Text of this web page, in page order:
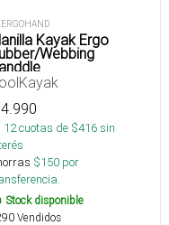
Kayak Ergo
Webbing
4.990
12cuotas de $416sin
$150 por
Stock disponible
Vendidos